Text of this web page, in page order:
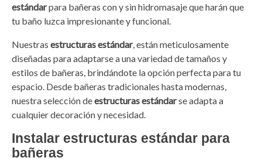
estándarpara bañeras con y sin hidromasaje que harán que
tu baño luzca impresionante y funcional.
Nuestras estructuras estándar, están meticulosamente
diseñadas para adaptarse a una variedad de tamaños y
estilos de bañeras, brindándote la opción perfecta para tu
espacio. Desde bañeras tradicionales hasta modernas,
nuestra selección deestructuras estándarse adapta a
cualquier decoración y necesidad.
Instalar estructuras estándar para
bañeras